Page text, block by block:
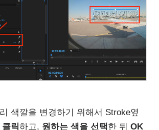
색깔을 변경하기 위해서 Stroke옆
릭하고, 원하는 색을 선택한 뒤 OK